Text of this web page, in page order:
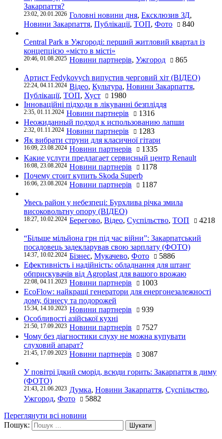
Закарпаття?
23:02, 20.01.2026 Головні новини дня, Ексклюзив ЗД,
Новини Закарпаття, Публікації, ТОП, Фото 840
Central Park в Ужгороді: перший житловий квартал із
концепцією «місто в місті»
20:46, 01.08.2025 Новини партнерів, Ужгород 865
Артист Fedykovych випустив черговий хіт (ВІДЕО)
22:24, 04.11.2024 Відео, Культура, Новини Закарпаття,
Публікації, ТОП, Хуст
1980
Інноваційні підходи в лікуванні безпліддя
2:35, 01.11.2024 Новини партнерів
1316
Неожиданный подход к использованию лапши
2:32, 01.11.2024 Новини партнерів
1283
Як вибрати струни для класичної гітари
16:09, 23.08.2024 Новини партнерів
1335
Какие услуги предлагает сервисный центр Renault
16:08, 23.08.2024 Новини партнерів
1178
Почему стоит купить Skoda Superb
16:06, 23.08.2024 Новини партнерів 1187
Увесь район у небезпеці: Бурхлива річка змила
високовольтну опору (ВІДЕО)
18:27, 10.02.2024 Берегово, Відео, Суспільство, ТОП 4218
“Більше мільйона грн під час війни”: Закарпатський
посадовець задекларував свою зарплату (ФОТО)
14:37, 10.02.2024 Бізнес, Мукачево, Фото
5886
Ефективність і надійність: обладнання для штанг
обприскувачів від Agroplast для вашого врожаю
22:08, 04.11.2023 Новини партнерів
1003
EcoFlow: найкращі генератори для енергонезалежності
дому, бізнесу та подорожей
15:34, 14.10.2023 Новини партнерів
939
Особливості азійської кухні
21:50, 17.09.2023 Новини партнерів
7527
Чому без діагностики слуху не можна купувати
слуховий апарат?
21:45, 17.09.2023 Новини партнерів 3087
У повітрі їдкий сморід, всюди горить: Закарпаття в диму
(ФОТО)
21:43, 21.06.2023 Думка, Новини Закарпаття, Суспільство,
Ужгород, Фото
5882
Переглянути всі новини
Пошук: